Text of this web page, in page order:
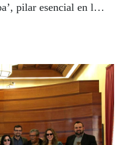
pilar esencial en la
del sombrío espacio
Vaqueros.